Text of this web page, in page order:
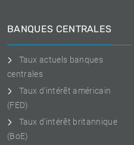
BANQUES CENTRALES
Taux actuels banques
centrales
Taux d'intérêt américain
(FED)
Taux d'intérêt britannique
(BoE)